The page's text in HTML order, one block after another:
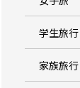
学生旅
家族旅行